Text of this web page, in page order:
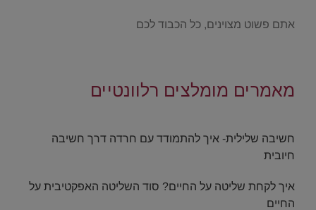
אתם פשוט מצוינים, כל הכבוד לכם
מאמרים מומלצים רלוונטיים
חשיבה שלילית- איך להתמודד עם חרדה דרך חשיבה
חיובית
איך לקחת שליטה על החיים? סוד השליטה האפקטיבית על
החיים